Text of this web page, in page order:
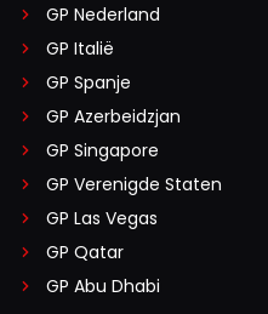
GP Nederland
GP Italië
GP Spanje
GP Azerbeidzjan
GP Singapore
GP Verenigde Staten
GP Las Vegas
GP Qatar
GP Abu Dhabi